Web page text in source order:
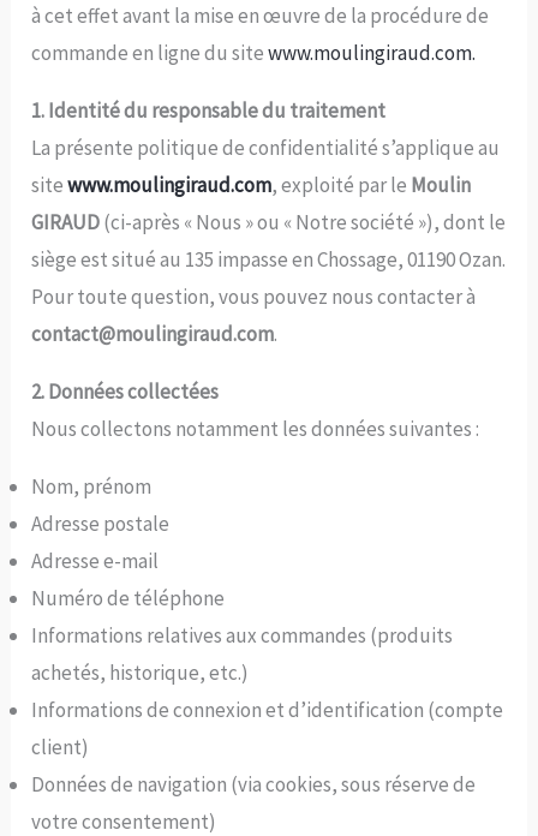
à cet effet avant la mise en œuvre de la procédure de
commande en ligne du sitewww.moulingiraud.com.
1. Identité du responsable du traitement
La présente politique de confidentialité s’applique au
sitewww.moulingiraud.com, exploité par le Moulin
GIRAUD(ci-après « Nous » ou « Notre société »), dont le
siège est situé au 135 impasse en Chossage, 01190 Ozan.
Pour toute question, vous pouvez nous contacter à
contact@moulingiraud.com.
2. Données collectées
Nous collectons notamment les données suivantes :
Nom, prénom
Adresse postale
Adresse e-mail
Numéro de téléphone
Informations relatives aux commandes (produits
achetés, historique, etc.)
Informations de connexion et d’identification (compte
client)
Données de navigation (via cookies, sous réserve de
votre consentement)